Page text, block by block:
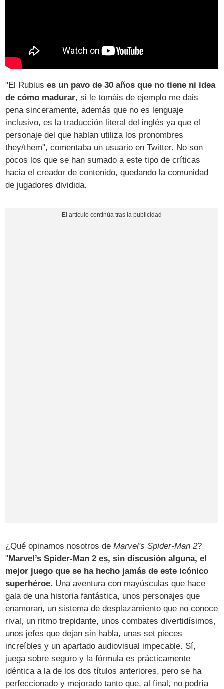
"El Rubiuses un pavo de 30 años que no tiene ni idea
de cómo madurar, si le tomáis de ejemplo me dais
pena sinceramente, además que no es lenguaje
inclusivo, es la traducción literal del inglés ya que el
personaje del que hablan utiliza los pronombres
they/them", comentaba un usuario en Twitter. No son
pocos los que se han sumado a este tipo de críticas
hacia el creador de contenido, quedando la comunidad
de jugadores dividida.
¿Qué opinamos nosotros deMarvel's Spider-Man 2?
"Marvel’s Spider-Man 2 es, sin discusión alguna, el
mejor juego que se ha hecho jamás de este icónico
superhéroe. Una aventura con mayúsculas que hace
gala de una historia fantástica, unos personajes que
enamoran, un sistema de desplazamiento que no conoce
rival, un ritmo trepidante, unos combates divertidísimos,
unos jefes que dejan sin habla, unas set pieces
increíbles y un apartado audiovisual impecable. Sí,
juega sobre seguro y la fórmula es prácticamente
idéntica a la de los dos títulos anteriores, pero se ha
perfeccionado y mejorado tanto que, al final, no podría